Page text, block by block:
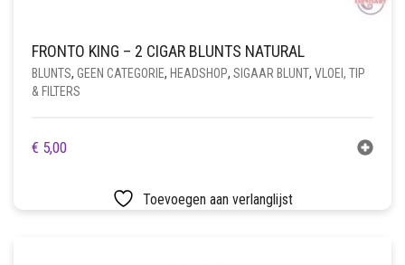
FRONTO KING – 2 CIGAR BLUNTS NATURAL
BLUNTS, GEEN CATEGORIE, HEADSHOP, SIGAAR BLUNT, VLOEI, TIP
& FILTERS
€ 5,00
Toevoegen aan verlanglijst